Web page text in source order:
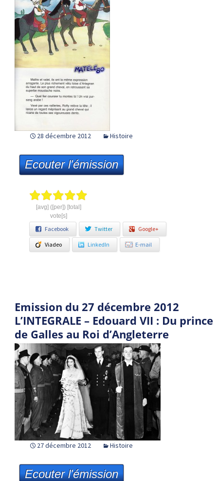
28 décembre 2012 Histoire
Ecouter l'émission
[avg] ([per]) [total]
vote[s]
Facebook Twitter Google+
Viadeo LinkedIn E-mail
Emission du 27 décembre 2012
L’INTEGRALE – Edouard VII : Du prince
de Galles au Roi d’Angleterre
27 décembre 2012 Histoire
Ecouter l'émission